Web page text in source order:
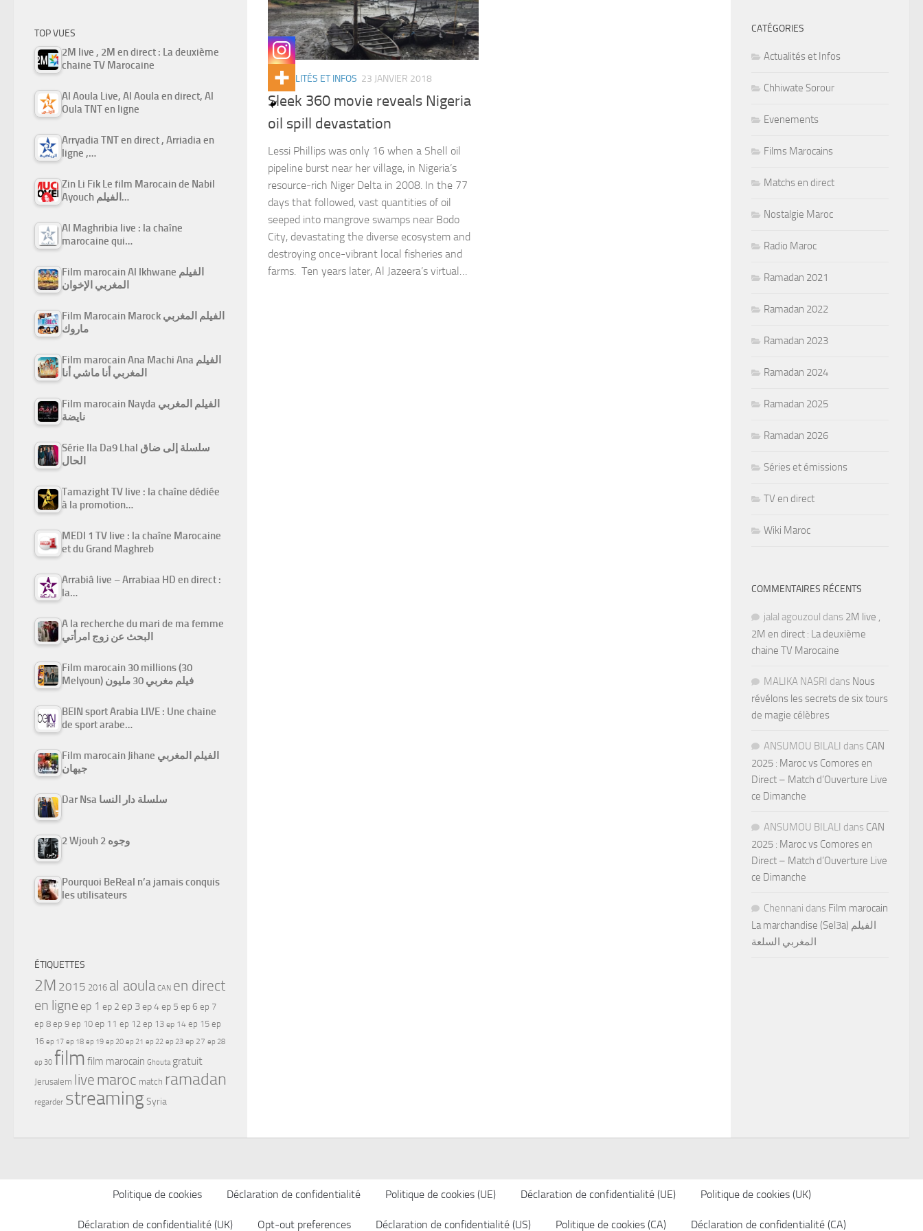
ACTUALITÉS ET INFOS 23 JANVIER 2018
Sleek 360 movie reveals Nigeria
oil spill devastation
Lessi Phillips was only 16 when a Shell oil
pipeline burst near her village, in Nigeria’s
resource-rich Niger Delta in 2008. In the 77
days that followed, vast quantities of oil
seeped into mangrove swamps near Bodo
City, devastating the diverse ecosystem and
destroying once-vibrant local fisheries and
farms. Ten years later, Al Jazeera’s virtual…
TOP VUES
2M live , 2M en direct : La deuxième
chaine TV Marocaine
Al Aoula Live, Al Aoula en direct, Al
Oula TNT en ligne
Arryadia TNT en direct , Arriadia en
ligne ,…
Zin Li Fik Le film Marocain de Nabil
Ayouch الفيلم…
Al Maghribia live : la chaîne
marocaine qui…
Film marocain Al Ikhwane الفيلم
المغربي الإخوان
Film Marocain Marock الفيلم المغربي
ماروك
Film marocain Ana Machi Ana الفيلم
المغربي أنا ماشي أنا
Film marocain Nayda الفيلم المغربي
نايضة
Série Ila Da9 Lhal سلسلة إلى ضاق
الحال
Tamazight TV live : la chaîne dédiée
à la promotion…
MEDI 1 TV live : la chaîne Marocaine
et du Grand Maghreb
Arrabiâ live – Arrabiaa HD en direct :
la…
A la recherche du mari de ma femme
البحث عن زوج امرأتي
Film marocain 30 millions (30
Melyoun) فيلم مغربي 30 مليون
BEIN sport Arabia LIVE : Une chaine
de sport arabe…
Film marocain Jihane الفيلم المغربي
جيهان
Dar Nsa سلسلة دار النسا
2 Wjouh 2 وجوه
Pourquoi BeReal n’a jamais conquis
les utilisateurs
ÉTIQUETTES
2M 2015 2016 al aoula CAN en direct
en ligne ep 1 ep 2 ep 3ep 4ep 5 ep 6 ep 7
ep 8 ep 9 ep 10 ep 11 ep 12 ep 13 ep 14 ep 15 ep
16 ep 17 ep 18 ep 19 ep 20 ep 21 ep 22 ep 23 ep 27 ep 28
ep 30 film film marocain Ghouta gratuit
Jerusalem live maroc match ramadan
regarder streamingSyria
CATÉGORIES
Actualités et Infos
Chhiwate Sorour
Evenements
Films Marocains
Matchs en direct
Nostalgie Maroc
Radio Maroc
Ramadan 2021
Ramadan 2022
Ramadan 2023
Ramadan 2024
Ramadan 2025
Ramadan 2026
Séries et émissions
TV en direct
Wiki Maroc
COMMENTAIRES RÉCENTS
jalal agouzoul dans 2M live ,
2M en direct : La deuxième
chaine TV Marocaine
MALIKA NASRI dans Nous
révélons les secrets de six tours
de magie célèbres
ANSUMOU BILALI dans CAN
2025 : Maroc vs Comores en
Direct – Match d’Ouverture Live
ce Dimanche
ANSUMOU BILALI dans CAN
2025 : Maroc vs Comores en
Direct – Match d’Ouverture Live
ce Dimanche
Chennani dans Film marocain
La marchandise (Sel3a) الفيلم
المغربي السلعة
Politique de cookies Déclaration de confidentialité Politique de cookies (UE) Déclaration de confidentialité (UE) Politique de cookies (UK)
Déclaration de confidentialité (UK) Opt-out preferences Déclaration de confidentialité (US) Politique de cookies (CA) Déclaration de confidentialité (CA)